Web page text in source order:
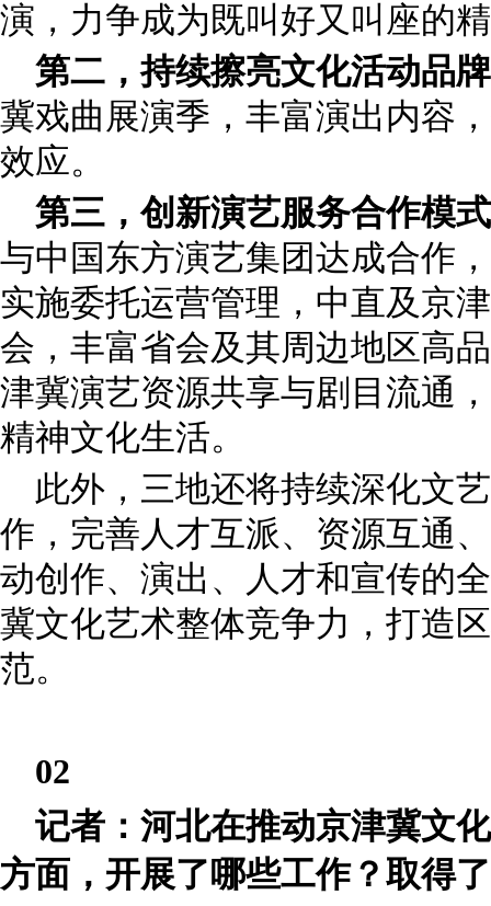
演，力争成为既叫好又叫座的
第二，持续擦亮文化活动品
冀戏曲展演季，丰富演出内容
效应。
第三，创新演艺服务合作模
与中国东方演艺集团达成合作
实施委托运营管理，中直及京
会，丰富省会及其周边地区高
津冀演艺资源共享与剧目流通
精神文化生活。
此外，三地还将持续深化文
作，完善人才互派、资源互通
动创作、演出、人才和宣传的
冀文化艺术整体竞争力，打造
范。
02
记者：河北在推动京津冀文
方面，开展了哪些工作？取得